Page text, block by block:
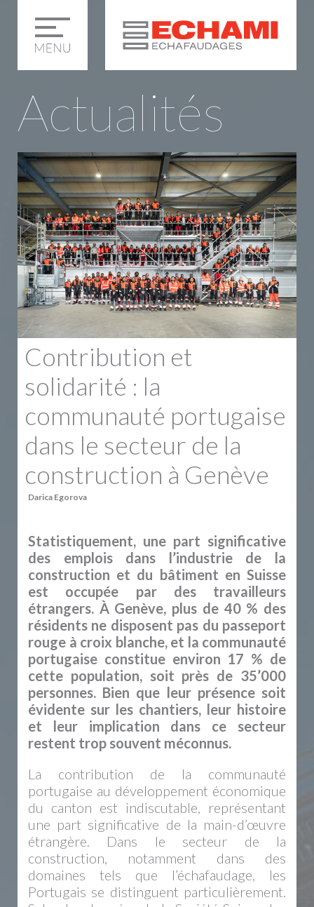
Actualités
Contribution et
solidarité : la
communauté portugaise
dans le secteur de la
construction à Genève
Darica Egorova
Statistiquement, une part significative
des emplois dans l’industrie de la
construction et du bâtiment en Suisse
est occupée par des travailleurs
étrangers. À Genève, plus de 40 % des
résidents ne disposent pas du passeport
rouge à croix blanche, et la communauté
portugaise constitue environ 17 % de
cette population, soit près de 35’000
personnes. Bien que leur présence soit
évidente sur les chantiers, leur histoire
et leur implication dans ce secteur
restent trop souvent méconnus.
La contribution de la communauté
portugaise au développement économique
du canton est indiscutable, représentant
une part significative de la main-d’œuvre
étrangère. Dans le secteur de la
construction, notamment dans des
domaines tels que l’échafaudage, les
Portugais se distinguent particulièrement.